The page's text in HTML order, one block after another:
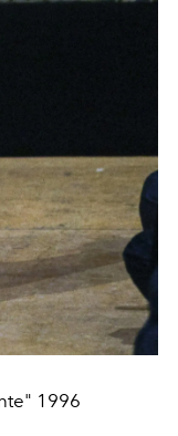
1996